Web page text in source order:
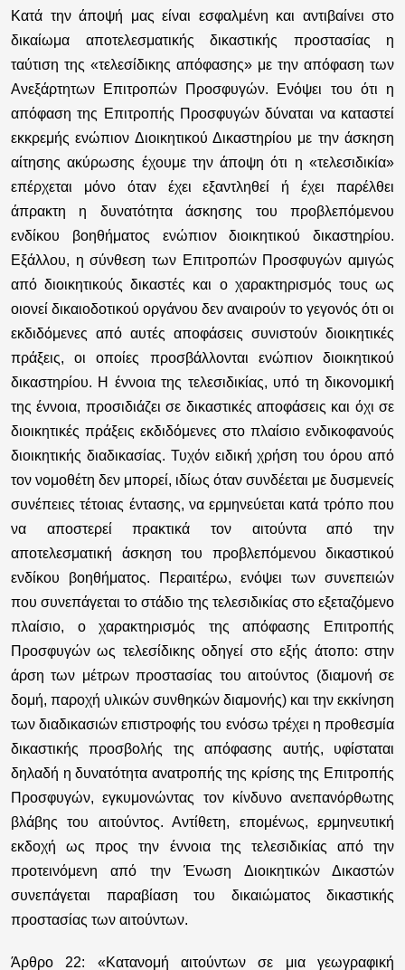
Κατά την άποψή μας είναι εσφαλμένη και αντιβαίνει στο
δικαίωμα αποτελεσματικής δικαστικής προστασίας η
ταύτιση της «τελεσίδικης απόφασης» με την απόφαση των
Ανεξάρτητων Επιτροπών Προσφυγών. Ενόψει του ότι η
απόφαση της Επιτροπής Προσφυγών δύναται να καταστεί
εκκρεμής ενώπιον Διοικητικού Δικαστηρίου με την άσκηση
αίτησης ακύρωσης έχουμε την άποψη ότι η «τελεσιδικία»
επέρχεται μόνο όταν έχει εξαντληθεί ή έχει παρέλθει
άπρακτη η δυνατότητα άσκησης του προβλεπόμενου
ενδίκου βοηθήματος ενώπιον διοικητικού δικαστηρίου.
Εξάλλου, η σύνθεση των Επιτροπών Προσφυγών αμιγώς
από διοικητικούς δικαστές και ο χαρακτηρισμός τους ως
οιονεί δικαιοδοτικού οργάνου δεν αναιρούν το γεγονός ότι οι
εκδιδόμενες από αυτές αποφάσεις συνιστούν διοικητικές
πράξεις, οι οποίες προσβάλλονται ενώπιον διοικητικού
δικαστηρίου. Η έννοια της τελεσιδικίας, υπό τη δικονομική
της έννοια, προσιδιάζει σε δικαστικές αποφάσεις και όχι σε
διοικητικές πράξεις εκδιδόμενες στο πλαίσιο ενδικοφανούς
διοικητικής διαδικασίας. Τυχόν ειδική χρήση του όρου από
τον νομοθέτη δεν μπορεί, ιδίως όταν συνδέεται με δυσμενείς
συνέπειες τέτοιας έντασης, να ερμηνεύεται κατά τρόπο που
να αποστερεί πρακτικά τον αιτούντα από την
αποτελεσματική άσκηση του προβλεπόμενου δικαστικού
ενδίκου βοηθήματος. Περαιτέρω, ενόψει των συνεπειών
που συνεπάγεται το στάδιο της τελεσιδικίας στο εξεταζόμενο
πλαίσιο, ο χαρακτηρισμός της απόφασης Επιτροπής
Προσφυγών ως τελεσίδικης οδηγεί στο εξής άτοπο: στην
άρση των μέτρων προστασίας του αιτούντος (διαμονή σε
δομή, παροχή υλικών συνθηκών διαμονής) και την εκκίνηση
των διαδικασιών επιστροφής του ενόσω τρέχει η προθεσμία
δικαστικής προσβολής της απόφασης αυτής, υφίσταται
δηλαδή η δυνατότητα ανατροπής της κρίσης της Επιτροπής
Προσφυγών, εγκυμονώντας τον κίνδυνο ανεπανόρθωτης
βλάβης του αιτούντος. Αντίθετη, επομένως, ερμηνευτική
εκδοχή ως προς την έννοια της τελεσιδικίας από την
προτεινόμενη από την Ένωση Διοικητικών Δικαστών
συνεπάγεται παραβίαση του δικαιώματος δικαστικής
προστασίας των αιτούντων.
Άρθρο 22: «Κατανομή αιτούντων σε μια γεωγραφική